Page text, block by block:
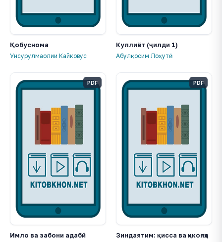
Қобуснома
Унсурулмаолии Кайковус
Куллиёт (ҷилди 1)
Абулқосим Лоҳутӣ
PDF
Имло ва забони адабӣ
PDF
Зиндаятим: қисса ва ҳикояҳо